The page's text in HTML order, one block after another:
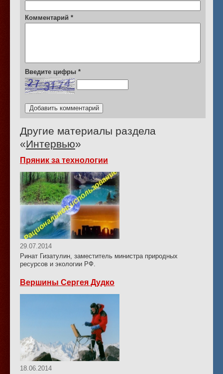
Комментарий *
Введите цифры *
Другие материалы раздела
«Интервью»
Пряник за технологии
29.07.2014
Ринат Гизатулин, заместитель министра природных
ресурсов и экологии РФ.
Вершины Сергея Дудко
18.06.2014